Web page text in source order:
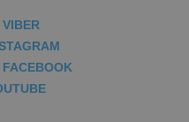
VIBER
FACEBOOK